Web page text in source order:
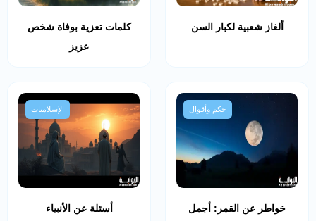
ألغاز شعبية لكبار السن
كلمات تعزية بوفاة شخص
عزيز
حكم وأقوال
خواطر عن القمر: أجمل
الإسلاميات
أسئلة عن الأنبياء